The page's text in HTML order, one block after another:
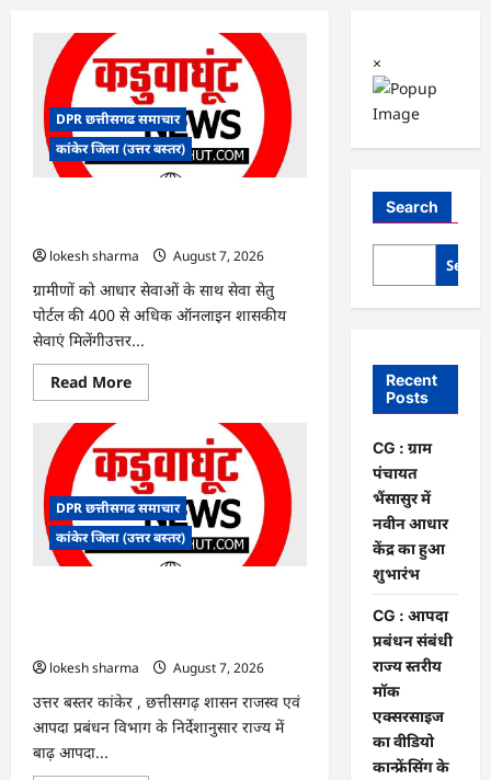
DPR छत्तीसगढ समाचार
कांकेर जिला (उत्तर बस्तर)
lokesh sharma
August 7, 2026
ग्रामीणों को आधार सेवाओं के साथ सेवा सेतु
पोर्टल की 400 से अधिक ऑनलाइन शासकीय
सेवाएं मिलेंगीउत्तर...
Read MoreRead
more
ग्राम
पंचायत
भैंसासुर
में
नवीन
आधार
केंद्र
DPR छत्तीसगढ समाचार
कांकेर जिला (उत्तर बस्तर)
lokesh sharma
August 7, 2026
उत्तर बस्तर कांकेर , छत्तीसगढ़ शासन राजस्व एवं
आपदा प्रबंधन विभाग के निर्देशानुसार राज्य में
बाढ़ आपदा...
×
Search
Recent
Posts
CG : ग्राम
पंचायत
भैंसासुर में
नवीन आधार
केंद्र का हुआ
शुभारंभ
CG : आपदा
प्रबंधन संबंधी
राज्य स्तरीय
मॉक
एक्सरसाइज
का वीडियो
कान्फ्रेंसिंग के